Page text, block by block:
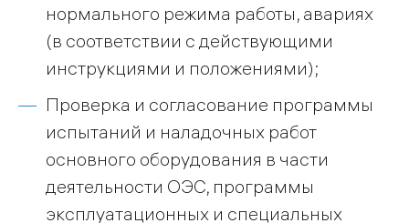
нормального режима работы, авариях
(в соответствии с действующими
инструкциями и положениями);
Проверка и согласование программы
испытаний и наладочных работ
основного оборудования в части
деятельности ОЭС, программы
эксплуатационных и специальных